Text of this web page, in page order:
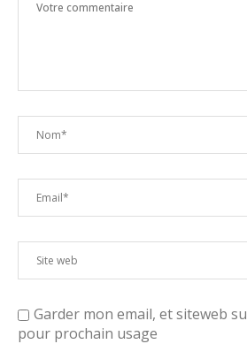
Garder mon email, et siteweb
pour prochain usage